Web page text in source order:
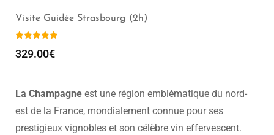
Visite Vieux Strasbourg avec un guide privé
La Champagne est une région emblématique du nord-
est de la France, mondialement connue pour ses
prestigieux vignobles et son célèbre vin effervescent.